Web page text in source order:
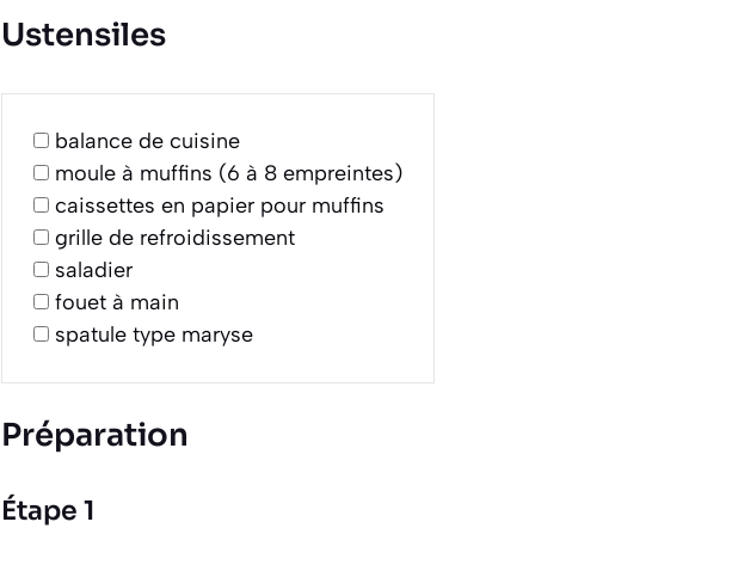
Ustensiles
balance de cuisine
moule à muffins (6 à 8 empreintes)
caissettes en papier pour muffins
grille de refroidissement
saladier
fouet à main
spatule type maryse
Préparation
Étape 1